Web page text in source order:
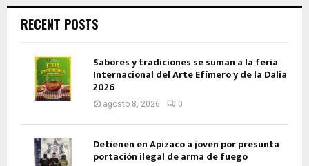
RECENT POSTS
Sabores y tradiciones se suman a la feria
Internacional del Arte Efímero y de la Dalia
2026
agosto 8, 2026 0
Detienen en Apizaco a joven por presunta
portación ilegal de arma de fuego